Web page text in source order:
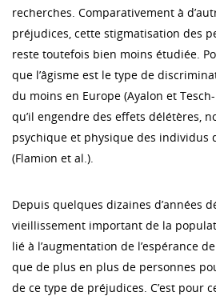
recherches. Comparativement à
préjudices, cette stigmatisation des
reste toutefois bien moins étudiée.
que l’âgisme est le type de
du moins en Europe (Ayalon et
qu’il engendre des effets délétères,
psychique et physique des individus
(Flamion et al.).
Depuis quelques dizaines d’années
vieillissement important de la
lié à l’augmentation de l’espérance
que de plus en plus de personnes
de ce type de préjudices. C’est pour